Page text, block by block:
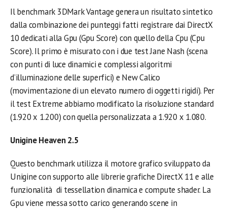
Il benchmark 3DMark Vantage genera un risultato sintetico
dalla combinazione dei punteggi fatti registrare dai DirectX
10 dedicati alla Gpu (Gpu Score) con quello della Cpu (Cpu
Score). Il primo è misurato con i due test Jane Nash (scena
con punti di luce dinamici e complessi algoritmi
d’illuminazione delle superfici) e New Calico
(movimentazione di un elevato numero di oggetti rigidi). Per
il test Extreme abbiamo modificato la risoluzione standard
(1.920 x 1.200) con quella personalizzata a 1.920 x 1.080.
Unigine Heaven 2.5
Questo benchmark utilizza il motore grafico sviluppato da
Unigine con supporto alle librerie grafiche DirectX 11 e alle
funzionalità di tessellation dinamica e compute shader. La
Gpu viene messa sotto carico generando scene in